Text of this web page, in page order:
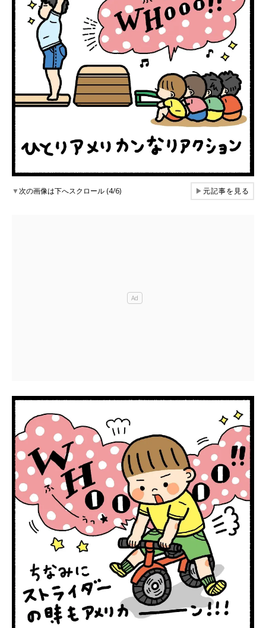
▼次の画像は下へスクロール (4/6) ▶元記事を見る